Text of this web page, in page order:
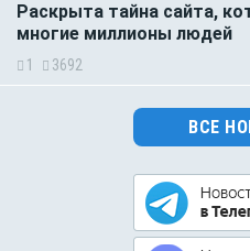
Раскрыта тайна сайта,
многие миллионы людей
1 3692
ВСЕ